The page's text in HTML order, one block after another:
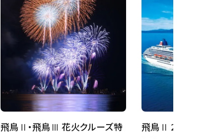
飛鳥Ⅱ・飛鳥Ⅲ 花火クルーズ特
飛鳥Ⅱ 26年12